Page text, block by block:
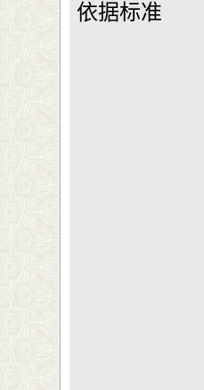
依据标准